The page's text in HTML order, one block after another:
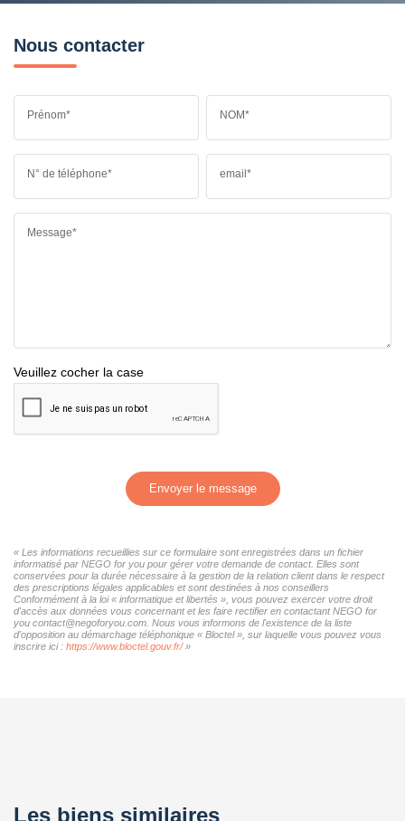
Nous contacter
Prénom* NOM*
N° de téléphone* email*
Message*
Veuillez cocher la case
Envoyer le message
« Les informations recueillies sur ce formulaire sont enregistrées dans un fichier
informatisé par NEGO for you pour gérer votre demande de contact. Elles sont
conservées pour la durée nécessaire à la gestion de la relation client dans le respect
des prescriptions légales applicables et sont destinées à nos conseillers
Conformément à la loi « informatique et libertés », vous pouvez exercer votre droit
d'accès aux données vous concernant et les faire rectifier en contactant NEGO for
you contact@negoforyou.com. Nous vous informons de l'existence de la liste
d'opposition au démarchage téléphonique « Bloctel », sur laquelle vous pouvez vous
inscrire ici : https://www.bloctel.gouv.fr/»
Les biens similaires